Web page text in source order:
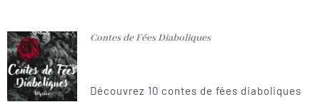
Contes de Fées Diaboliques
Découvrez 10 contes de fées diaboliques